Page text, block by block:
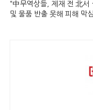
“中무역상들, 제재 전 北서
및 물품 반출 못해 피해 막